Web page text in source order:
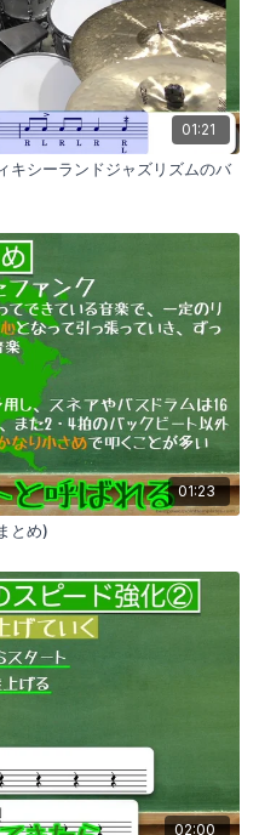
01:21
シーランドジャズリズムのバ
01:23
とめ)
02:00